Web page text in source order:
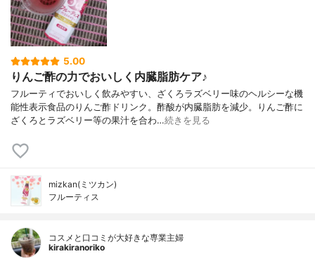
5.00
りんご酢の力でおいしく内臓脂肪ケア♪
フルーティでおいしく飲みやすい、ざくろラズベリー味のヘルシーな機
能性表示食品のりんご酢ドリンク。酢酸が内臓脂肪を減少。りんご酢に
ざくろとラズベリー等の果汁を合わ…続きを見る
mizkan(ミツカン)
フルーティス
コスメと口コミが大好きな専業主婦
kirakiranoriko